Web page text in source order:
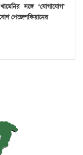
সঙ্গে ‘যোগাযোগ’
পেজেশকিয়ানের